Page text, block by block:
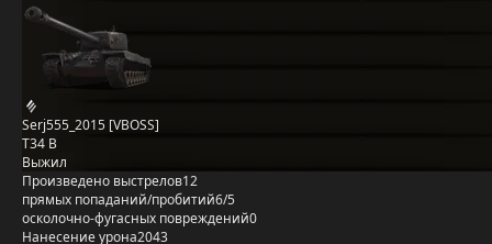
Serj555_2015 [VBOSS]
T34 B
Выжил
Произведено выстрелов12
прямых попаданий/пробитий6/5
осколочно-фугасных повреждений0
Нанесение урона2043